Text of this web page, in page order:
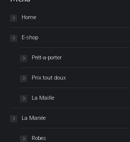
Home
E-shop
Prêt-a-porter
Prix tout doux
La Maille
La Mariée
Robes